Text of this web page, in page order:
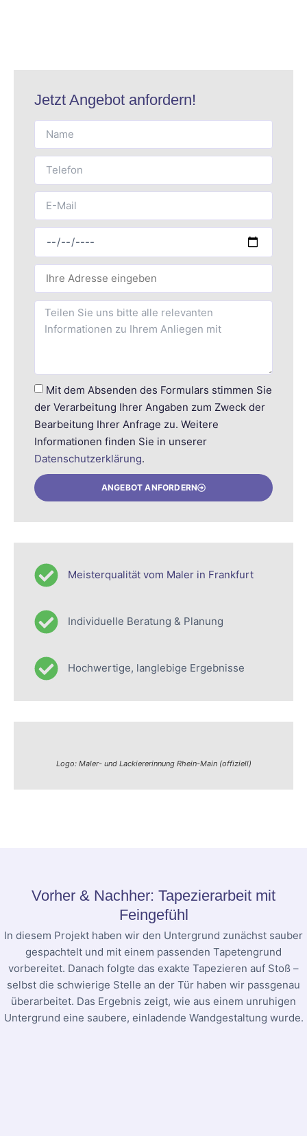
Jetzt Angebot anfordern!
Mit dem Absenden des Formulars stimmen Sie
der Verarbeitung Ihrer Angaben zum Zweck der
Bearbeitung Ihrer Anfrage zu. Weitere
Informationen finden Sie in unserer
Datenschutzerklärung.
ANGEBOT ANFORDERN
Meisterqualität vom Maler in Frankfurt
Individuelle Beratung & Planung
Hochwertige, langlebige Ergebnisse
Logo: Maler- und Lackiererinnung Rhein-Main (offiziell)
Vorher & Nachher: Tapezierarbeit mit
Feingefühl
In diesem Projekt haben wir den Untergrund zunächst sauber
gespachtelt und mit einem passenden Tapetengrund
vorbereitet. Danach folgte das exakte Tapezieren auf Stoß –
selbst die schwierige Stelle an der Tür haben wir passgenau
überarbeitet. Das Ergebnis zeigt, wie aus einem unruhigen
Untergrund eine saubere, einladende Wandgestaltung wurde.